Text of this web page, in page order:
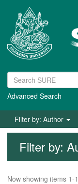
Advanced Search
Filter by: Author
Filter by:
Now showing items 1-